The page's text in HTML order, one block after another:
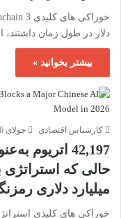
دلار در طول زمان
بیشتر بخوانید »
کارشناس اقتصادی جولای 6, 2026
42,197
میلیارد دلاری